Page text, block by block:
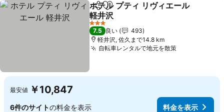
シェアお気に入りに追加
ホテル プティ リヴィエール
軽井沢
料金を表示
3 ホテルのランク
7.5 良い
493
軽井沢, 佐久まで14.8 km
自転車レンタルで地元を散策料金を表示
最安値 ￥10,847
6件のサイトの料金を表示 料金を表示